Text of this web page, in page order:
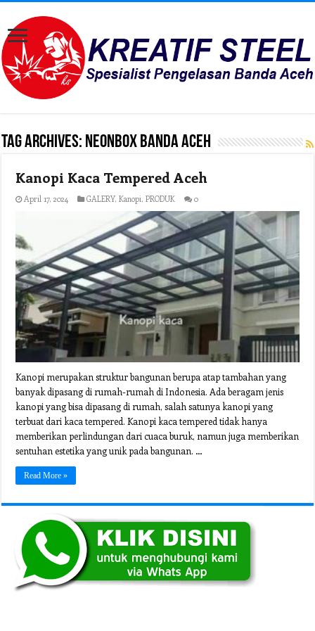
Tag Archives: Neonbox Banda Aceh
Kanopi Kaca Tempered Aceh
April 17, 2024 GALERY,Kanopi,PRODUK 0
Kanopi merupakan struktur bangunan berupa atap tambahan yang
banyak dipasang di rumah-rumah di Indonesia. Ada beragam jenis
kanopi yang bisa dipasang di rumah, salah satunya kanopi yang
terbuat dari kaca tempered. Kanopi kaca tempered tidak hanya
memberikan perlindungan dari cuaca buruk, namun juga memberikan
sentuhan estetika yang unik pada bangunan. …
Read More »